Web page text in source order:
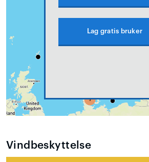
Lag gratis bruker
Vindbeskyttelse